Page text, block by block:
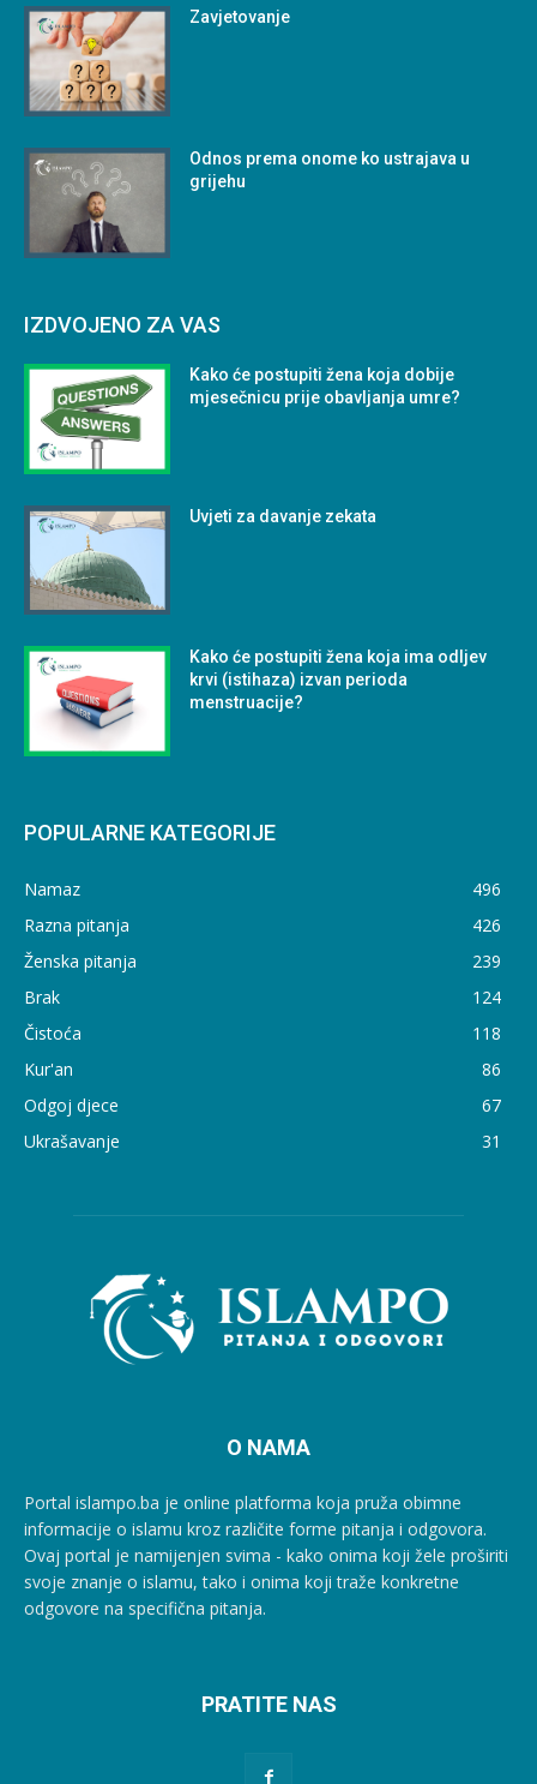
Zavjetovanje
Odnos prema onome ko ustrajava u
grijehu
IZDVOJENO ZA VAS
Kako će postupiti žena koja dobije
mjesečnicu prije obavljanja umre?
Uvjeti za davanje zekata
Kako će postupiti žena koja ima odljev
krvi (istihaza) izvan perioda
menstruacije?
POPULARNE KATEGORIJE
Namaz
496
Razna pitanja
426
Ženska pitanja
239
Brak
124
Čistoća
118
Kur'an
86
Odgoj djece
67
Ukrašavanje
31
O NAMA
Portal islampo.ba je online platforma koja pruža obimne
informacije o islamu kroz različite forme pitanja i odgovora.
Ovaj portal je namijenjen svima - kako onima koji žele proširiti
svoje znanje o islamu, tako i onima koji traže konkretne
odgovore na specifična pitanja.
PRATITE NAS